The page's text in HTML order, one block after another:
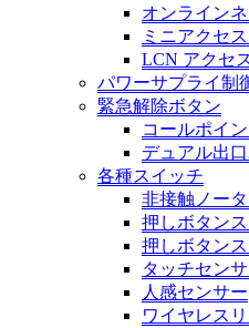
オンライン
ミニアクセ
LCN アクセ
パワーサプライ制
緊急解除ボタン
コールポイ
デュアル出
各種スイッチ
非接触ノー
押しボタン
押しボタン
タッチセン
人感センサー
ワイヤレス